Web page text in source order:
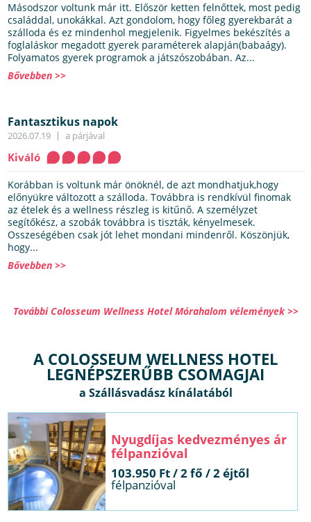
Másodszor voltunk már itt. Először ketten felnőttek, most pedig
családdal, unokákkal. Azt gondolom, hogy főleg gyerekbarát a
szálloda és ez mindenhol megjelenik. Figyelmes bekészítés a
foglaláskor megadott gyerek paraméterek alapján(babaágy).
Folyamatos gyerek programok a játszószobában. Az...
Bővebben >>
Fantasztikus napok
2026.07.19 a párjával
Kiváló
Korábban is voltunk már önöknél, de azt mondhatjuk,hogy
előnyükre változott a szálloda. Továbbra is rendkívül finomak
az ételek és a wellness részleg is kitűnő. A személyzet
segítőkész, a szobák továbbra is tiszták, kényelmesek.
Osszeségében csak jót lehet mondani mindenről. Köszönjük,
hogy...
Bővebben >>
További Colosseum Wellness Hotel Mórahalom vélemények >>
A COLOSSEUM WELLNESS HOTEL
LEGNÉPSZERŰBB CSOMAGJAI
Nyugdíjas kedvezményes ár
félpanzióval
103.950 Ft / 2 fő / 2 éjtől
félpanzióval